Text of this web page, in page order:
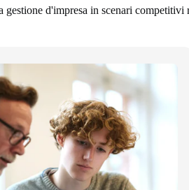
gestione d'impresa in scenari competitivi